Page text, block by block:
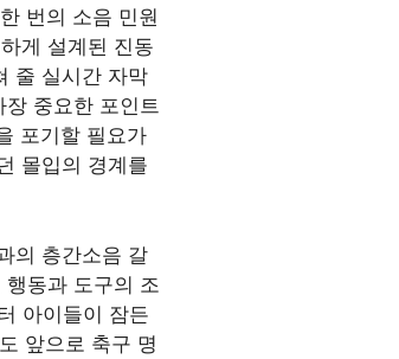
번의 소음 민원
게 설계된 진동
줄 실시간 자막
중요한 포인트
포기할 필요가
몰입의 경계를
의 층간소음 갈
동과 도구의 조
아이들이 잠든
앞으로 축구 명